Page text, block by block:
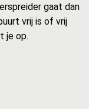
gaat dan
vrij is of vrij
je op.